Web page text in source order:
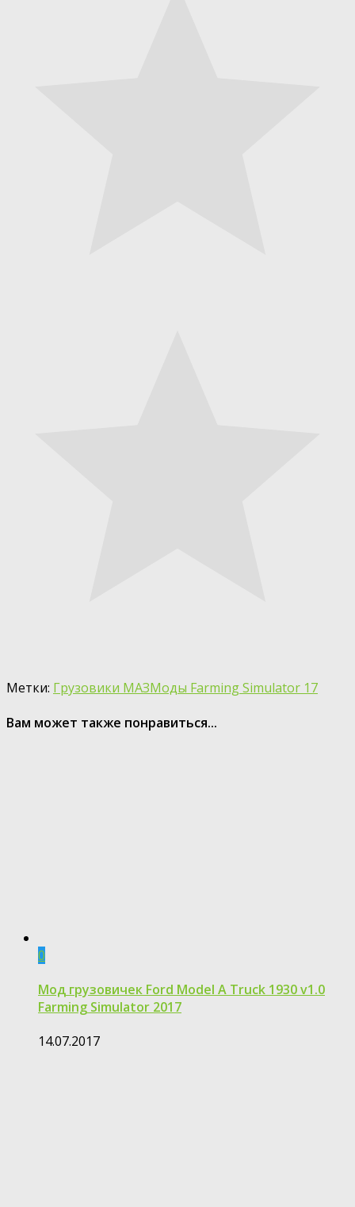
Метки: Грузовики МАЗМоды Farming Simulator 17
Вам может также понравиться...
0
Мод грузовичек Ford Model A Truck 1930 v1.0
Farming Simulator 2017
14.07.2017